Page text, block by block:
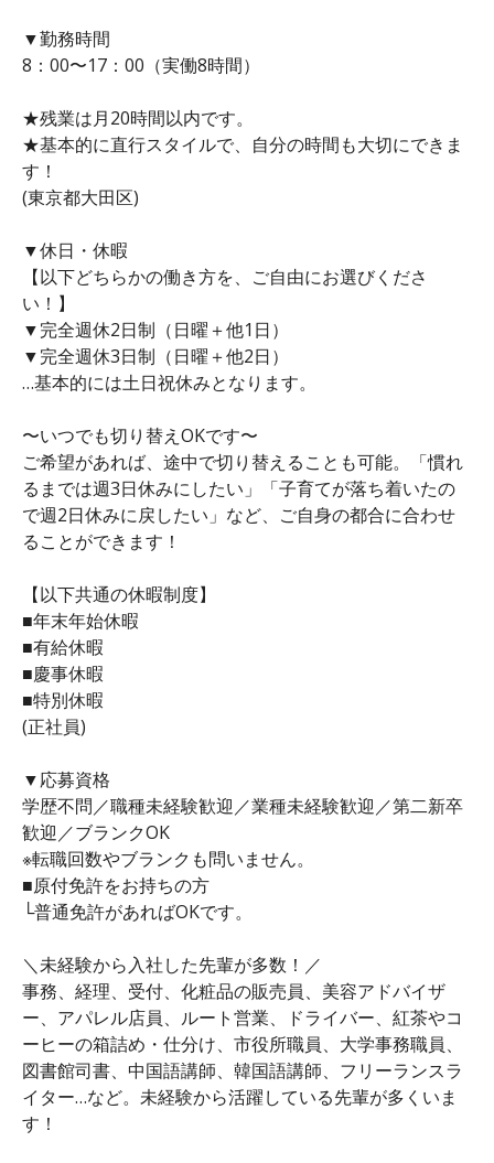
▼勤務時間
8：00〜17：00（実働8時間）
★残業は月20時間以内です。
★基本的に直行スタイルで、自分の時間も大切にできま
す！
(東京都大田区)
▼休日・休暇
【以下どちらかの働き方を、ご自由にお選びくださ
い！】
▼完全週休2日制（日曜＋他1日）
▼完全週休3日制（日曜＋他2日）
…基本的には土日祝休みとなります。
〜いつでも切り替えOKです〜
ご希望があれば、途中で切り替えることも可能。「慣れ
るまでは週3日休みにしたい」「子育てが落ち着いたの
で週2日休みに戻したい」など、ご自身の都合に合わせ
ることができます！
【以下共通の休暇制度】
■年末年始休暇
■有給休暇
■慶事休暇
■特別休暇
(正社員)
▼応募資格
学歴不問／職種未経験歓迎／業種未経験歓迎／第二新卒
歓迎／ブランクOK
※転職回数やブランクも問いません。
■原付免許をお持ちの方
└普通免許があればOKです。
＼未経験から入社した先輩が多数！／
事務、経理、受付、化粧品の販売員、美容アドバイザ
ー、アパレル店員、ルート営業、ドライバー、紅茶やコ
ーヒーの箱詰め・仕分け、市役所職員、大学事務職員、
図書館司書、中国語講師、韓国語講師、フリーランスラ
イター…など。未経験から活躍している先輩が多くいま
す！